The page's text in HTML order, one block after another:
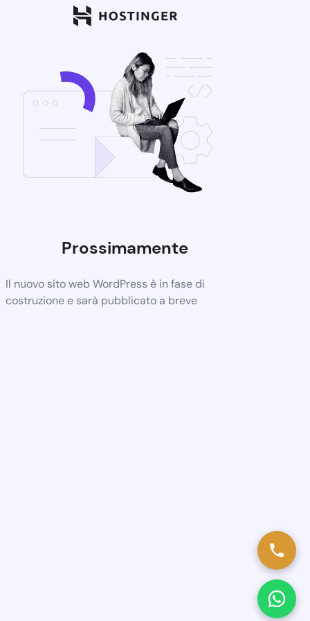
Prossimamente
Il nuovo sito web WordPress è in fase di
costruzione e sarà pubblicato a breve